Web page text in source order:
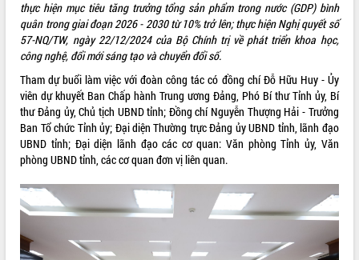
THÔNG TIN CHỈ ĐẠO ĐIỀU HÀNH
HỆ THỐNG VĂN BẢN
VĂN BẢN HĐND TỈNH
ĐIỂM TIN VĂN BẢN
QUY HOẠCH - KẾ HOẠCH
thực hiện mục tiêu tăng trưởng tổng sản phẩm trong nước (GDP) bình
quân trong giai đoạn 2026 - 2030 từ 10% trở lên; thực hiện Nghị quyết số
57-NQ/TW, ngày 22/12/2024 của Bộ Chính trị về phát triển khoa học,
công nghệ, đổi mới sáng tạo và chuyển đổi số.
Tham dự buổi làm việc với đoàn công tác có đồng chí Đỗ Hữu Huy - Ủy
viên dự khuyết Ban Chấp hành Trung ương Đảng, Phó Bí thư Tỉnh ủy, Bí
thư Đảng ủy, Chủ tịch UBND tỉnh; Đồng chí Nguyễn Thượng Hải - Trưởng
Ban Tổ chức Tỉnh ủy; Đại diện Thường trực Đảng ủy UBND tỉnh, lãnh đạo
UBND tỉnh; Đại diện lãnh đạo các cơ quan: Văn phòng Tỉnh ủy, Văn
phòng UBND tỉnh, các cơ quan đơn vị liên quan.